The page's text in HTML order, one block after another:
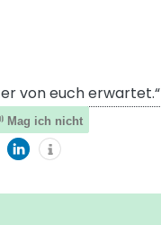
von euch erwartet.“
Mag ich nicht